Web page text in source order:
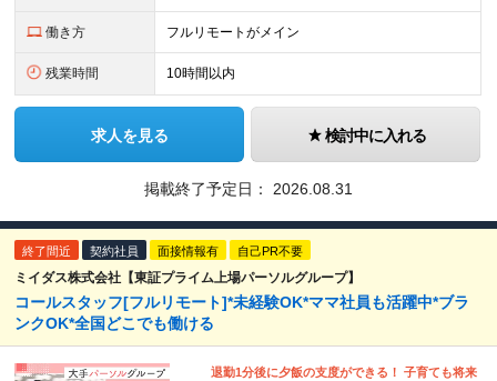
働き方 フルリモートがメイン
残業時間 10時間以内
求人を見る 検討中に入れる
掲載終了予定日： 2026.08.31
終了間近 契約社員 面接情報有 自己PR不要
ミイダス株式会社【東証プライム上場パーソルグループ】
コールスタッフ[フルリモート]*未経験OK*ママ社員も活躍中*ブラ
ンクOK*全国どこでも働ける
退勤1分後に夕飯の支度ができる！ 子育ても将来